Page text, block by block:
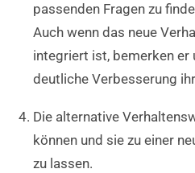
passenden Fragen zu
Auch wenn das neue
integriert ist, bemerken er
deutliche Verbesserung
Die alternative
können und sie zu einer
zu lassen.